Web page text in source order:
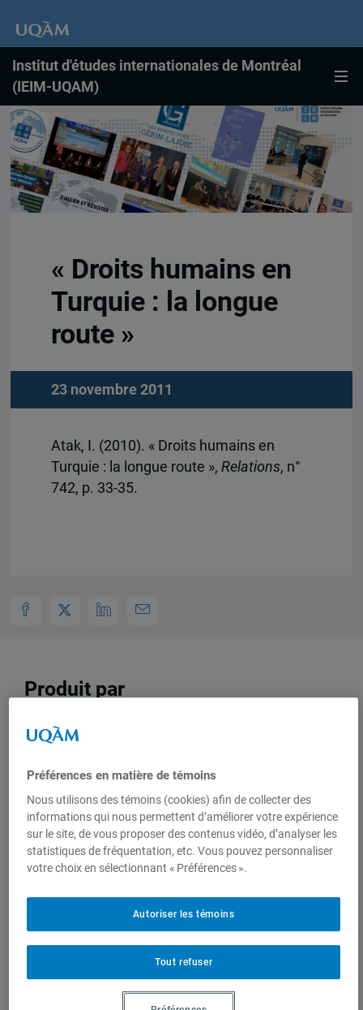
Institut d'études internationales de Montréal
(IEIM-UQAM)
« Droits humains en
Turquie : la longue
route »
23 novembre 2011
Atak, I. (2010). « Droits humains en
Turquie : la longue route », Relations, n°
742, p. 33-35.
Produit par
immigration,
ethnicité et
citoyenneté
(CRIEC)
Sur le même sujet
Décès de la professeure émérite
Micheline Labelle
Préférences en matière de témoins
Nous utilisons des témoins (cookies) afin de collecter des
informations qui nous permettent d’améliorer votre expérience
sur le site, de vous proposer des contenus vidéo, d’analyser les
statistiques de fréquentation, etc. Vous pouvez personnaliser
votre choix en sélectionnant « Préférences ».
Tout refuser
Autoriser les témoins